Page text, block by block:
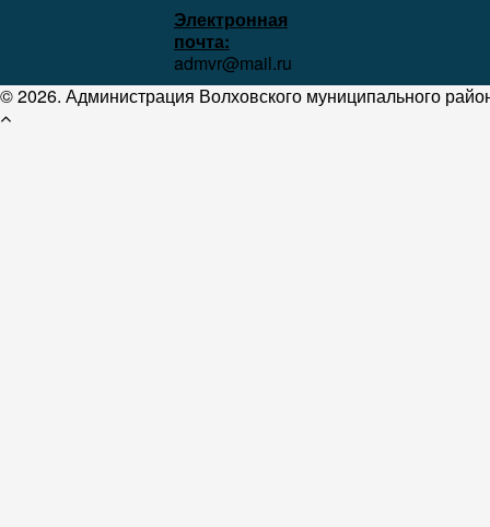
Электронная
почта:
admvr@mail.ru
© 2026. Администрация Волховского муниципального